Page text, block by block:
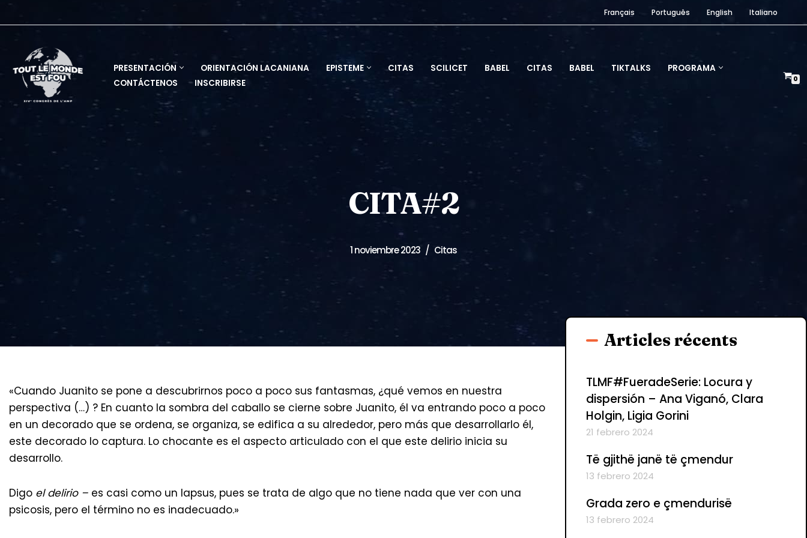
contenido
Français Português English Italiano
PRESENTACIÓN ORIENTACIÓN LACANIANA EPISTEME CITAS SCILICET BABEL CITAS BABEL TIKTALKS
PROGRAMA
CONTÁCTENOS
INSCRIBIRSE 0
CITA#2
1 noviembre 2023 Citas
«Cuando Juanito se pone a descubrirnos poco a poco sus fantasmas, ¿qué vemos en nuestra
perspectiva (…) ? En cuanto la sombra del caballo se cierne sobre Juanito, él va entrando poco a poco
en un decorado que se ordena, se organiza, se edifica a su alrededor, pero más que desarrollarlo él,
este decorado lo captura. Lo chocante es el aspecto articulado con el que este delirio inicia su
desarrollo.
Digo el delirio – es casi como un lapsus, pues se trata de algo que no tiene nada que ver con una
psicosis, pero el término no es inadecuado.»
Articles récents
TLMF#FueradeSerie: Locura y
dispersión – Ana Viganó, Clara
Holgin, Ligia Gorini
21 febrero 2024
Të gjithë janë të çmendur
13 febrero 2024
Grada zero e çmendurisë
13 febrero 2024